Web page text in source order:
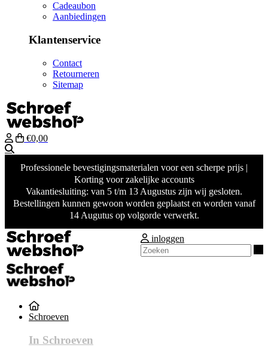
Cadeaubon
Aanbiedingen
Klantenservice
Contact
Retourneren
Sitemap
€0,00
Professionele bevestigingsmaterialen voor een scherpe prijs |
Korting voor zakelijke accounts
Vakantiesluiting: van 5 t/m 13 Augustus zijn wij gesloten.
Bestellingen kunnen gewoon worden geplaatst en worden vanaf
14 Augutus op volgorde verwerkt.
inloggen
Schroeven
In Schroeven